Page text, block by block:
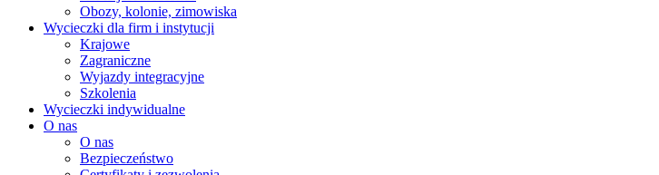
Obozy, kolonie, zimowiska
Wycieczki dla firm i instytucji
Krajowe
Zagraniczne
Wyjazdy integracyjne
Szkolenia
Wycieczki indywidualne
O nas
O nas
Bezpieczeństwo